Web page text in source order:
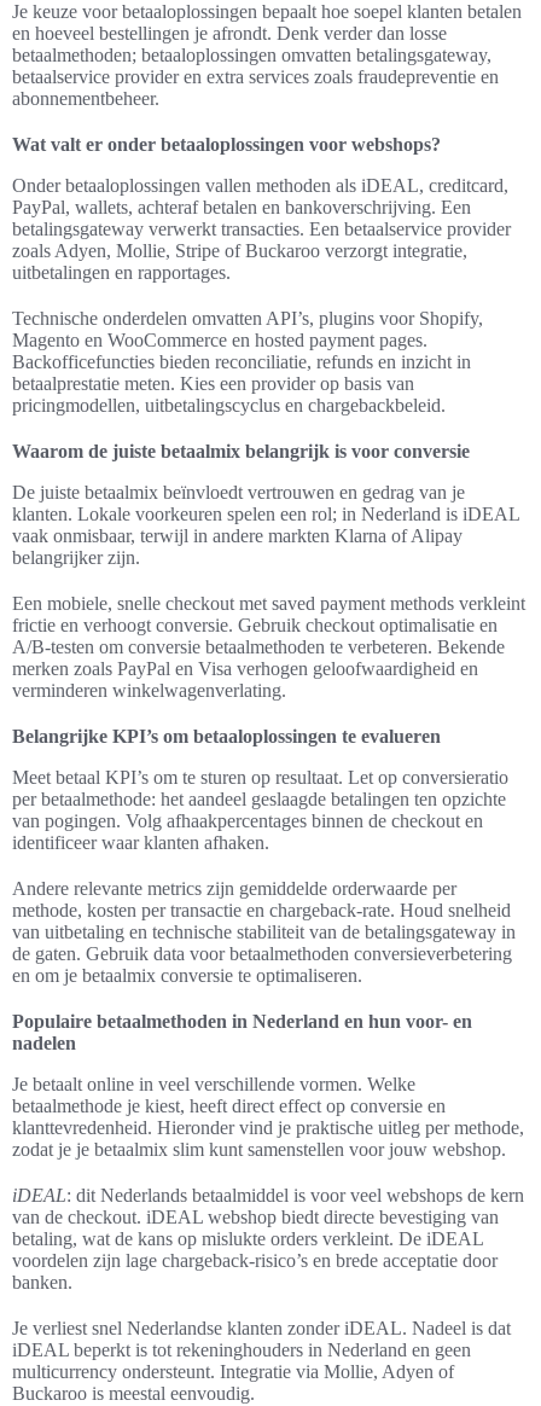
Je keuze voor betaaloplossingen bepaalt hoe soepel klanten betalen
en hoeveel bestellingen je afrondt. Denk verder dan losse
betaalmethoden; betaaloplossingen omvatten betalingsgateway,
betaalservice provider en extra services zoals fraudepreventie en
abonnementbeheer.
Wat valt er onder betaaloplossingen voor webshops?
Onder betaaloplossingen vallen methoden als iDEAL, creditcard,
PayPal, wallets, achteraf betalen en bankoverschrijving. Een
betalingsgateway verwerkt transacties. Een betaalservice provider
zoals Adyen, Mollie, Stripe of Buckaroo verzorgt integratie,
uitbetalingen en rapportages.
Technische onderdelen omvatten API’s, plugins voor Shopify,
Magento en WooCommerce en hosted payment pages.
Backofficefuncties bieden reconciliatie, refunds en inzicht in
betaalprestatie meten. Kies een provider op basis van
pricingmodellen, uitbetalingscyclus en chargebackbeleid.
Waarom de juiste betaalmix belangrijk is voor conversie
De juiste betaalmix beïnvloedt vertrouwen en gedrag van je
klanten. Lokale voorkeuren spelen een rol; in Nederland is iDEAL
vaak onmisbaar, terwijl in andere markten Klarna of Alipay
belangrijker zijn.
Een mobiele, snelle checkout met saved payment methods verkleint
frictie en verhoogt conversie. Gebruik checkout optimalisatie en
A/B-testen om conversie betaalmethoden te verbeteren. Bekende
merken zoals PayPal en Visa verhogen geloofwaardigheid en
verminderen winkelwagenverlating.
Belangrijke KPI’s om betaaloplossingen te evalueren
Meet betaal KPI’s om te sturen op resultaat. Let op conversieratio
per betaalmethode: het aandeel geslaagde betalingen ten opzichte
van pogingen. Volg afhaakpercentages binnen de checkout en
identificeer waar klanten afhaken.
Andere relevante metrics zijn gemiddelde orderwaarde per
methode, kosten per transactie en chargeback-rate. Houd snelheid
van uitbetaling en technische stabiliteit van de betalingsgateway in
de gaten. Gebruik data voor betaalmethoden conversieverbetering
en om je betaalmix conversie te optimaliseren.
Populaire betaalmethoden in Nederland en hun voor- en
nadelen
Je betaalt online in veel verschillende vormen. Welke
betaalmethode je kiest, heeft direct effect op conversie en
klanttevredenheid. Hieronder vind je praktische uitleg per methode,
zodat je je betaalmix slim kunt samenstellen voor jouw webshop.
iDEAL: dit Nederlands betaalmiddel is voor veel webshops de kern
van de checkout. iDEAL webshop biedt directe bevestiging van
betaling, wat de kans op mislukte orders verkleint. De iDEAL
voordelen zijn lage chargeback-risico’s en brede acceptatie door
banken.
Je verliest snel Nederlandse klanten zonder iDEAL. Nadeel is dat
iDEAL beperkt is tot rekeninghouders in Nederland en geen
multicurrency ondersteunt. Integratie via Mollie, Adyen of
Buckaroo is meestal eenvoudig.